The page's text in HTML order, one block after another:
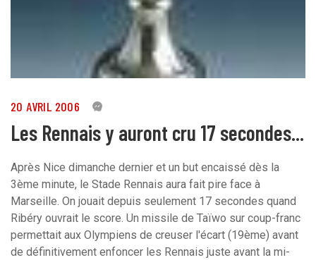
20 AVRIL 2006 0
Les Rennais y auront cru 17 secondes...
Après Nice dimanche dernier et un but encaissé dès la
3ème minute, le Stade Rennais aura fait pire face à
Marseille. On jouait depuis seulement 17 secondes quand
Ribéry ouvrait le score. Un missile de Taïwo sur coup-franc
permettait aux Olympiens de creuser l'écart (19ème) avant
de définitivement enfoncer les Rennais juste avant la mi-